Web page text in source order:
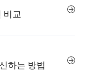
비교 
하는 방법 